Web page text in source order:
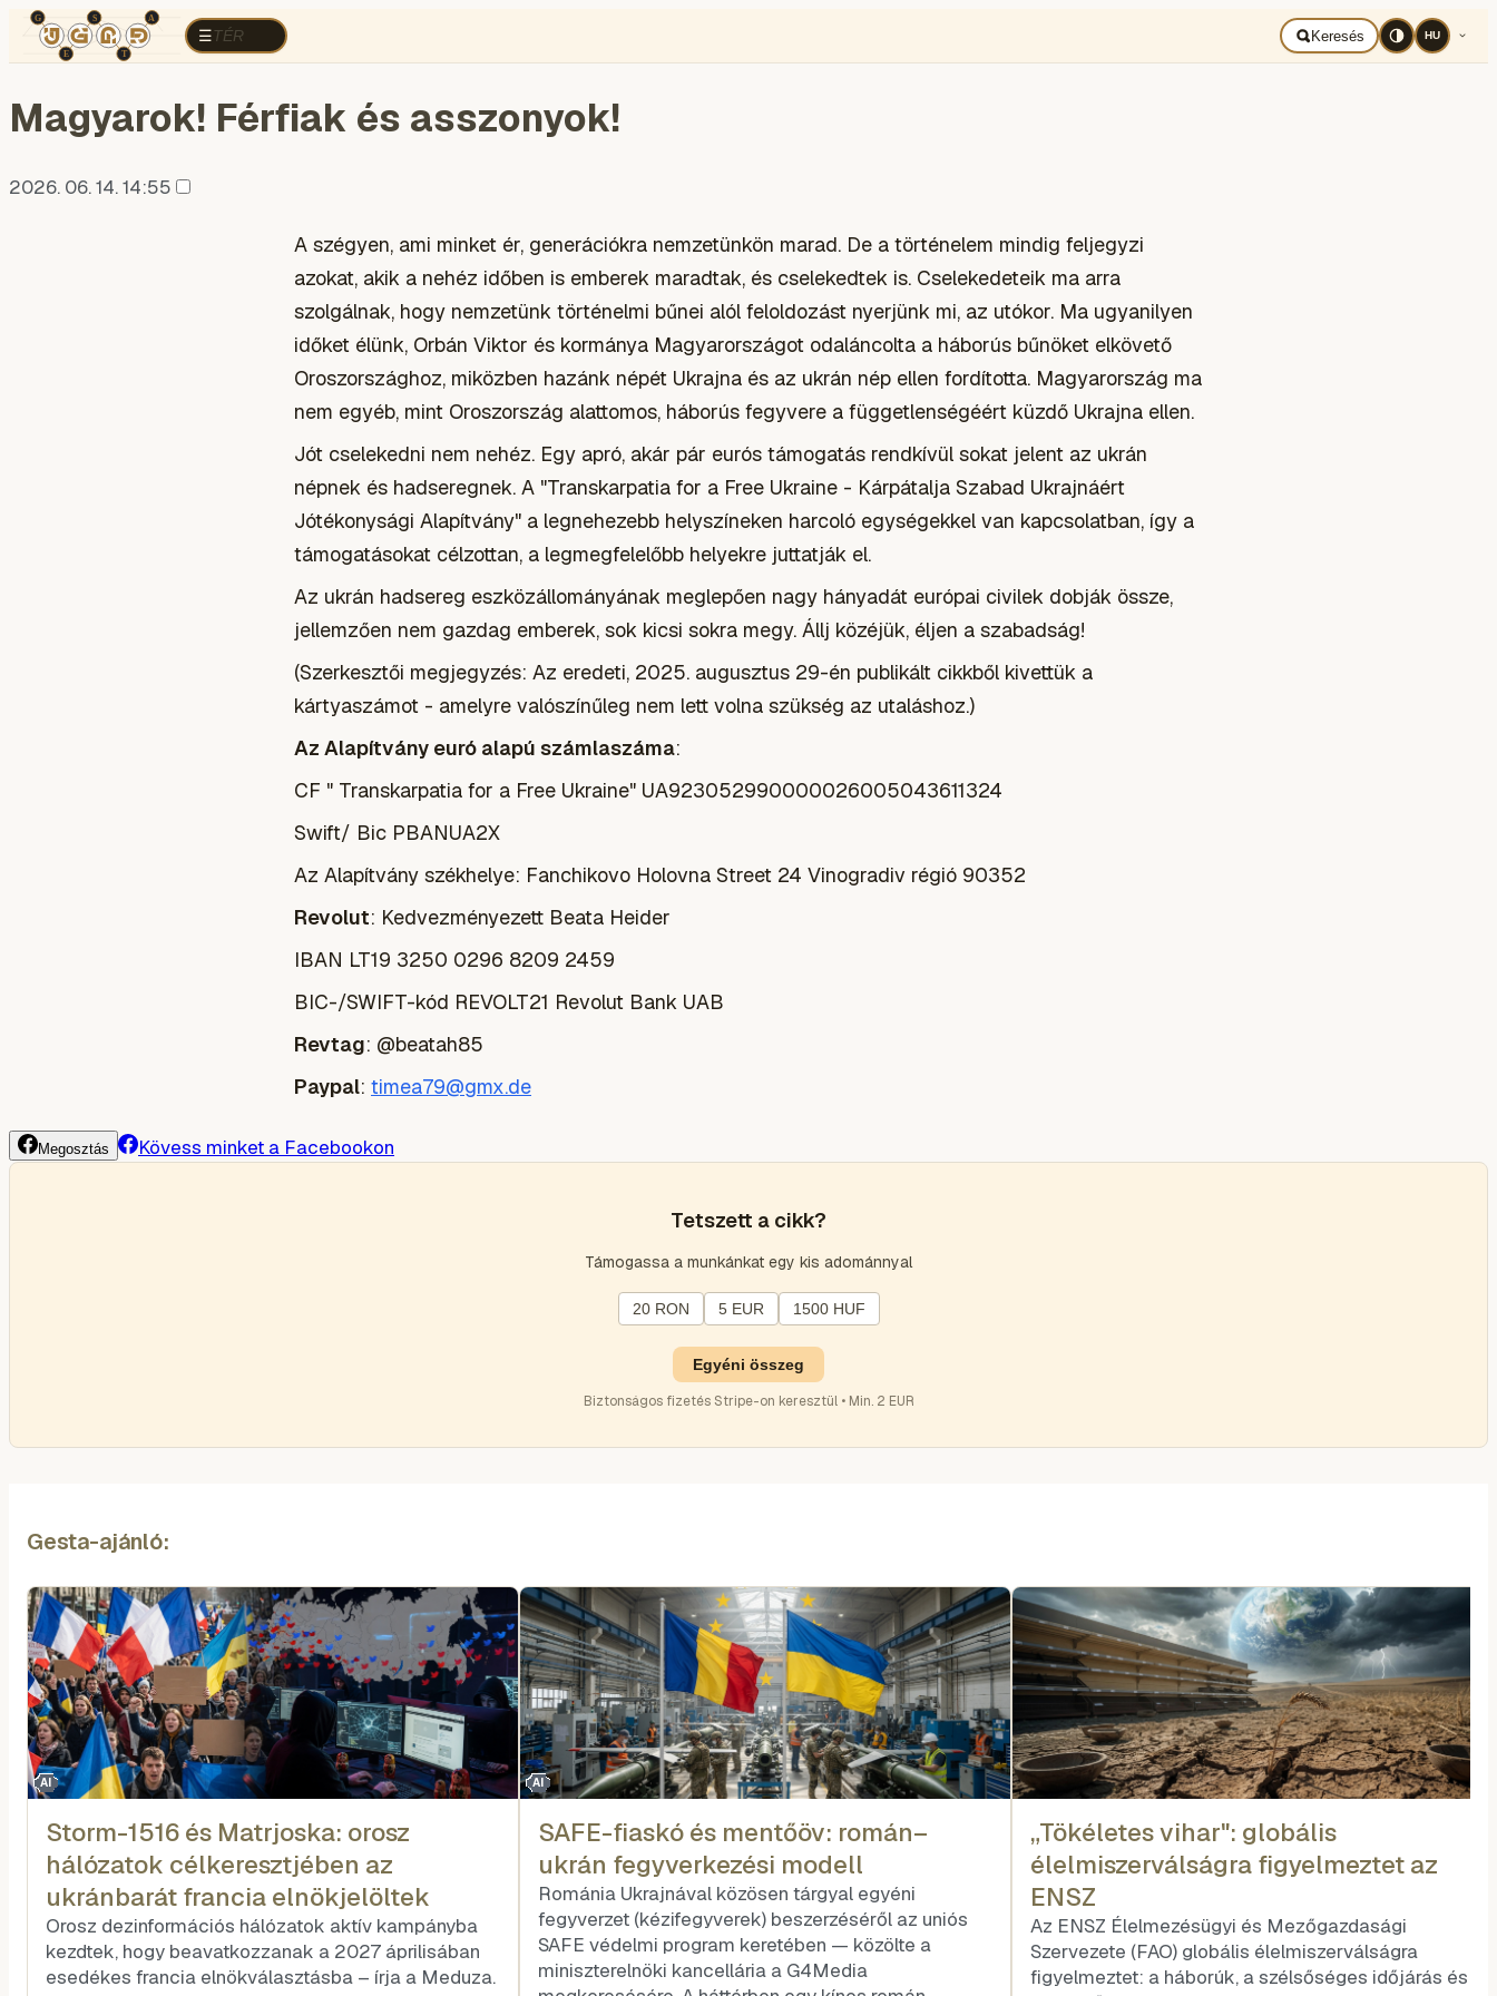
☰TÉR
TÉRELEMZÉS Keresés HU
Magyarok! Férfiak és asszonyok!
2026. 06. 14. 14:55
A szégyen, ami minket ér, generációkra nemzetünkön marad. De a történelem mindig feljegyzi
azokat, akik a nehéz időben is emberek maradtak, és cselekedtek is. Cselekedeteik ma arra
szolgálnak, hogy nemzetünk történelmi bűnei alól feloldozást nyerjünk mi, az utókor. Ma ugyanilyen
időket élünk, Orbán Viktor és kormánya Magyarországot odaláncolta a háborús bűnöket elkövető
Oroszországhoz, miközben hazánk népét Ukrajna és az ukrán nép ellen fordította. Magyarország ma
nem egyéb, mint Oroszország alattomos, háborús fegyvere a függetlenségéért küzdő Ukrajna ellen.
Jót cselekedni nem nehéz. Egy apró, akár pár eurós támogatás rendkívül sokat jelent az ukrán
népnek és hadseregnek. A "Transkarpatia for a Free Ukraine - Kárpátalja Szabad Ukrajnáért
Jótékonysági Alapítvány" a legnehezebb helyszíneken harcoló egységekkel van kapcsolatban, így a
támogatásokat célzottan, a legmegfelelőbb helyekre juttatják el.
Az ukrán hadsereg eszközállományának meglepően nagy hányadát európai civilek dobják össze,
jellemzően nem gazdag emberek, sok kicsi sokra megy. Állj közéjük, éljen a szabadság!
(Szerkesztői megjegyzés: Az eredeti, 2025. augusztus 29-én publikált cikkből kivettük a
kártyaszámot - amelyre valószínűleg nem lett volna szükség az utaláshoz.)
Az Alapítvány euró alapú számlaszáma:
CF " Transkarpatia for a Free Ukraine" UA923052990000026005043611324
Swift/ Bic PBANUA2X
Az Alapítvány székhelye: Fanchikovo Holovna Street 24 Vinogradiv régió 90352
Revolut: Kedvezményezett Beata Heider
IBAN LT19 3250 0296 8209 2459
BIC-/SWIFT-kód REVOLT21 Revolut Bank UAB
Revtag: @beatah85
Paypal: timea79@gmx.de
Megosztás Kövess minket a Facebookon
Tetszett a cikk?
Támogassa a munkánkat egy kis adománnyal
20 RON 5 EUR 1500 HUF
Egyéni összeg
Biztonságos fizetés Stripe-on keresztül • Min. 2 EUR
Gesta-ajánló:
AI
Storm-1516 és Matrjoska: orosz
hálózatok célkeresztjében az
ukránbarát francia elnökjelöltek
Orosz dezinformációs hálózatok aktív kampányba
kezdtek, hogy beavatkozzanak a 2027 áprilisában
esedékes francia elnökválasztásba – írja a Meduza.
AI
SAFE-fiaskó és mentőöv: román–
ukrán fegyverkezési modell
Románia Ukrajnával közösen tárgyal egyéni
fegyverzet (kézifegyverek) beszerzéséről az uniós
SAFE védelmi program keretében — közölte a
miniszterelnöki kancellária a G4Media
„Tökéletes vihar": globális
élelmiszerválságra figyelmeztet az
ENSZ
Az ENSZ Élelmezésügyi és Mezőgazdasági
Szervezete (FAO) globális élelmiszerválságra
figyelmeztet: a háborúk, a szélsőséges időjárás és a